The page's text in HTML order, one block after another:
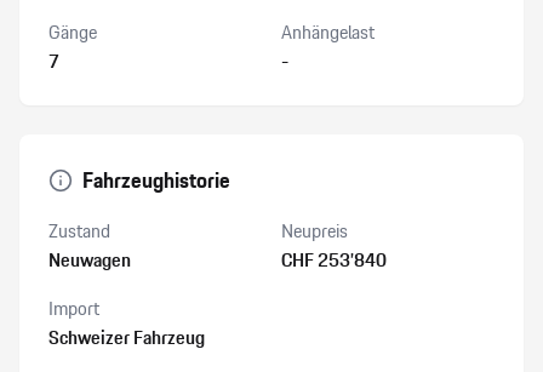
Gänge
7
Anhängelast
-
Fahrzeughistorie
Zustand
Neuwagen
Neupreis
CHF 253’840
Import
Schweizer Fahrzeug